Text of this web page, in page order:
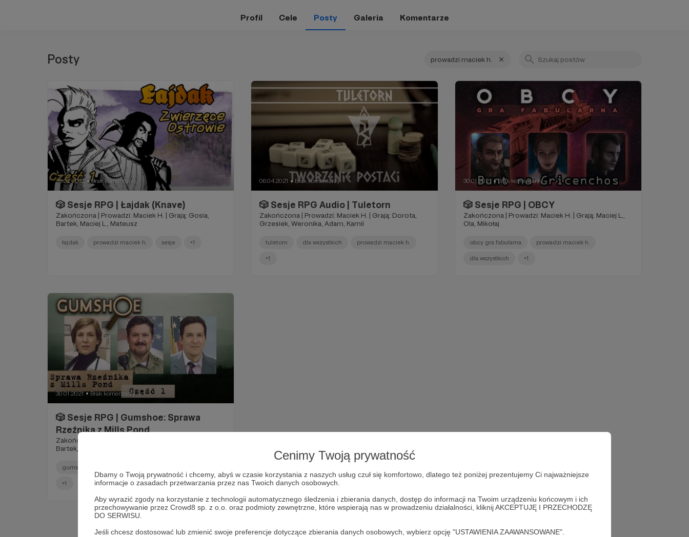
Cenimy Twoją prywatność
Dbamy o Twoją prywatność i chcemy, abyś w czasie korzystania z naszych usług czuł się komfortowo, dlatego też poniżej prezentujemy Ci najważniejsze
informacje o zasadach przetwarzania przez nas Twoich danych osobowych.
Aby wyrazić zgody na korzystanie z technologii automatycznego śledzenia i zbierania danych, dostęp do informacji na Twoim urządzeniu końcowym i ich
przechowywanie przez Crowd8 sp. z o.o. oraz podmioty zewnętrzne, które wspierają nas w prowadzeniu działalności, kliknij AKCEPTUJĘ I PRZECHODZĘ
DO SERWISU.
Jeśli chcesz dostosować lub zmienić swoje preferencje dotyczące zbierania danych osobowych, wybierz opcję "USTAWIENIA ZAAWANSOWANE".
Profil Cele Posty Galeria Komentarze
Posty prowadzi maciek h.
25.07.2021 ● Brak komentarzy
🎲 Sesje RPG | Łajdak (Knave)
Zakończona | Prowadzi: Maciek H. | Grają: Gosia,
Bartek, Maciej L., Mateusz
łajdak prowadzi maciek h. sesje +1
06.04.2021 ● Brak komentarzy
🎲 Sesje RPG Audio | Tuletorn
Zakończona | Prowadzi: Maciek H. | Grają: Dorota,
Grzesiek, Weronika, Adam, Kamil
tuletorn dla wszystkich prowadzi maciek h.
+1
30.01.2021 ● Brak komentarzy
🎲 Sesje RPG | OBCY
Zakończona | Prowadzi: Maciek H. | Grają: Maciej L.,
Ola, Mikołaj
obcy gra fabularna prowadzi maciek h.
dla wszystkich +1
30.01.2021 ● Brak komentarzy
🎲 Sesje RPG | Gumshoe: Sprawa
Rzeźnika z Mills Pond
Zakończona | Prowadzi: Maciek H. | Grają: Gosia,
Bartek, Maciej L.
gumshoe
+1